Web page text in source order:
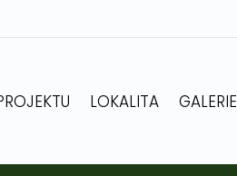
LOKALITA GALERIE